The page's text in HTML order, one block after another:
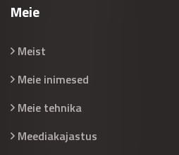
Meie
Meist
Meie inimesed
Meie tehnika
Meediakajastus